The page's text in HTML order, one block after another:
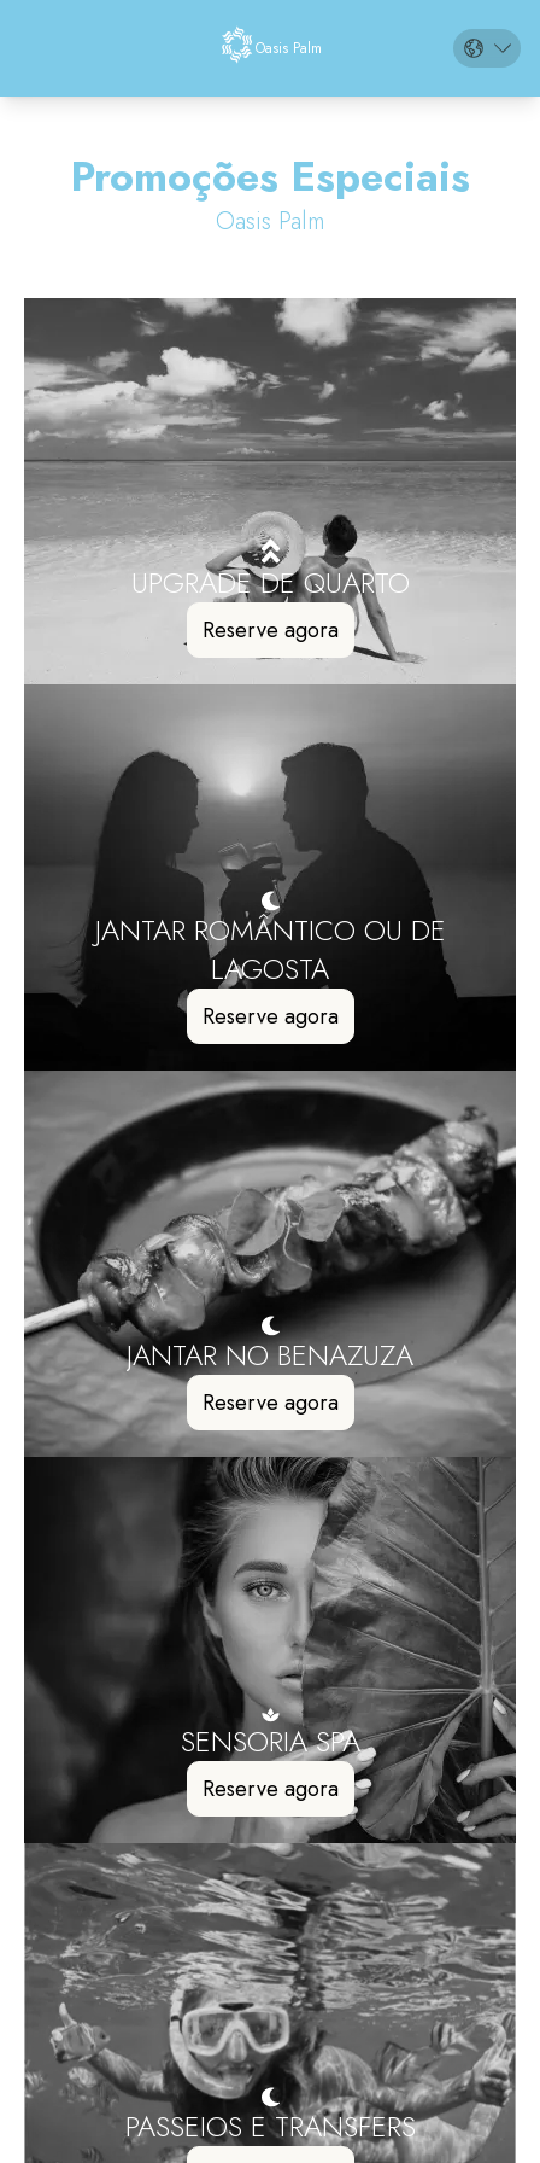
Oasis Palm
pt
Promoções Especiais
Oasis Palm
UPGRADE DE QUARTO
Reserve agora
JANTAR ROMÂNTICO OU DE
LAGOSTA
Reserve agora
JANTAR NO BENAZUZA
Reserve agora
SENSORIA SPA
Reserve agora
PASSEIOS E TRANSFERS